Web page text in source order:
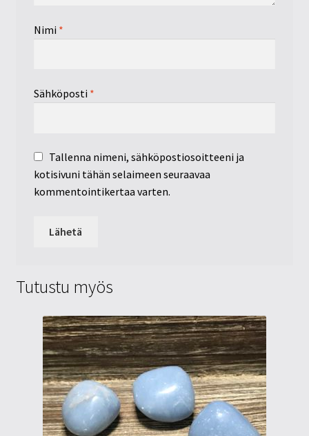
Nimi *
Sähköposti *
Tallenna nimeni, sähköpostiosoitteeni ja
kotisivuni tähän selaimeen seuraavaa
kommentointikertaa varten.
Tutustu myös